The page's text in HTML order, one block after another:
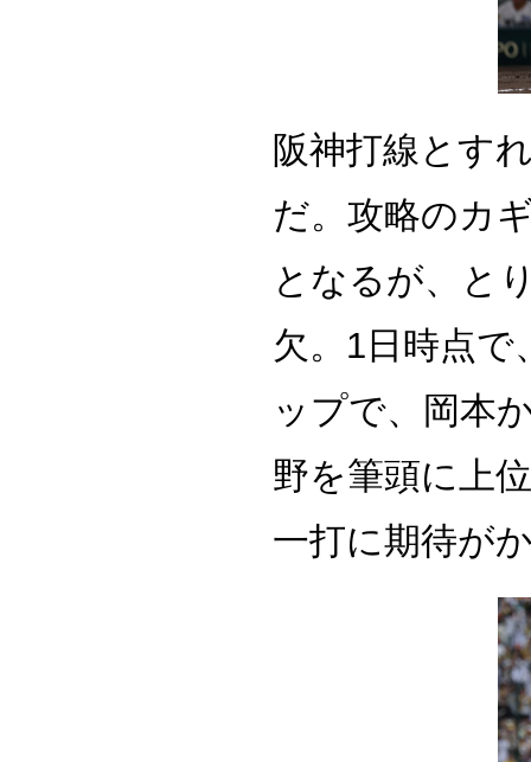
阪神打線とす
だ。攻略のカ
となるが、と
欠。1日時点で
ップで、岡本
野を筆頭に上
一打に期待が